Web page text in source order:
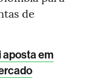
de
aposta em